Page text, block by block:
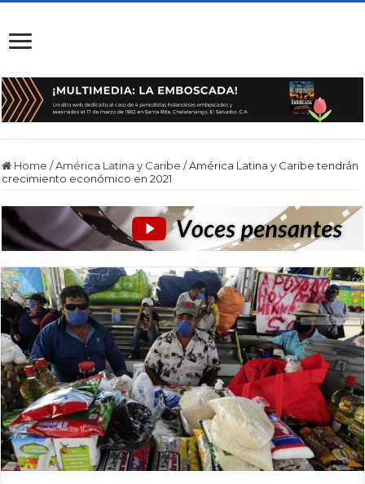
Home /América Latina y Caribe /América Latina y Caribe tendrán
crecimiento económico en 2021